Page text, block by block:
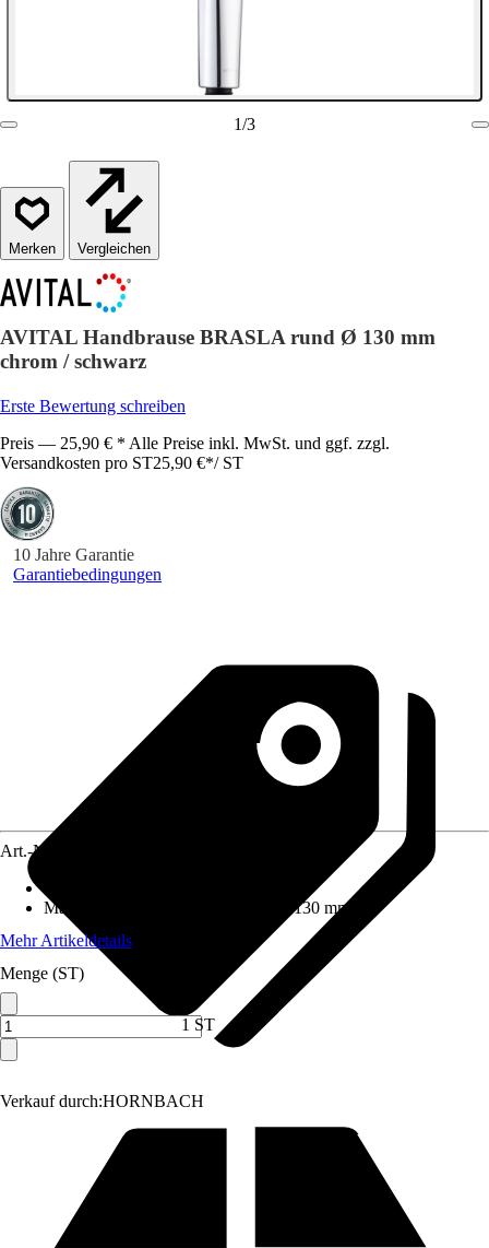
1/3
Vergleichen
AVITAL Handbrause BRASLA rund Ø 130 mm
chrom / schwarz
Erste Bewertung schreiben
Preis — 25,90 € * Alle Preise inkl. MwSt. und ggf. zzgl.
Versandkosten pro ST25,90 €*/ ST
10 Jahre Garantie
Garantiebedingungen
Verkauf durch:HORNBACH
Art.-Nr.
Maße Duschkopf (LxB)
253 mm x 130 mm
Mehr Artikeldetails
Menge (ST)
1 ST